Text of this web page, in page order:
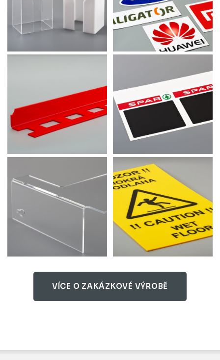
VÍCE O ZAKÁZKOVÉ VÝROBĚ